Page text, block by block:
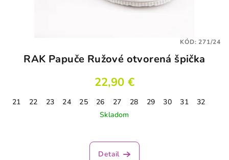
RAK Papuče Ružové otvorená špička
22,90 €
21 22 23 24 25 26 27 28 29 30 31
32
Skladom
Detail
KÓD:271/24